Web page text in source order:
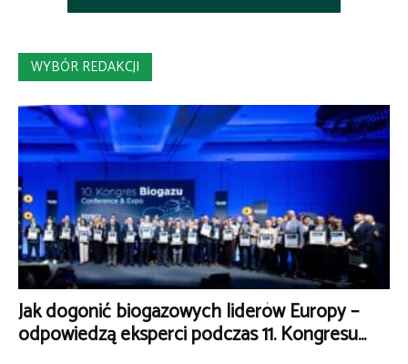
WYBÓR REDAKCJI
Jak dogonić biogazowych liderów Europy –
odpowiedzą eksperci podczas 11. Kongresu...